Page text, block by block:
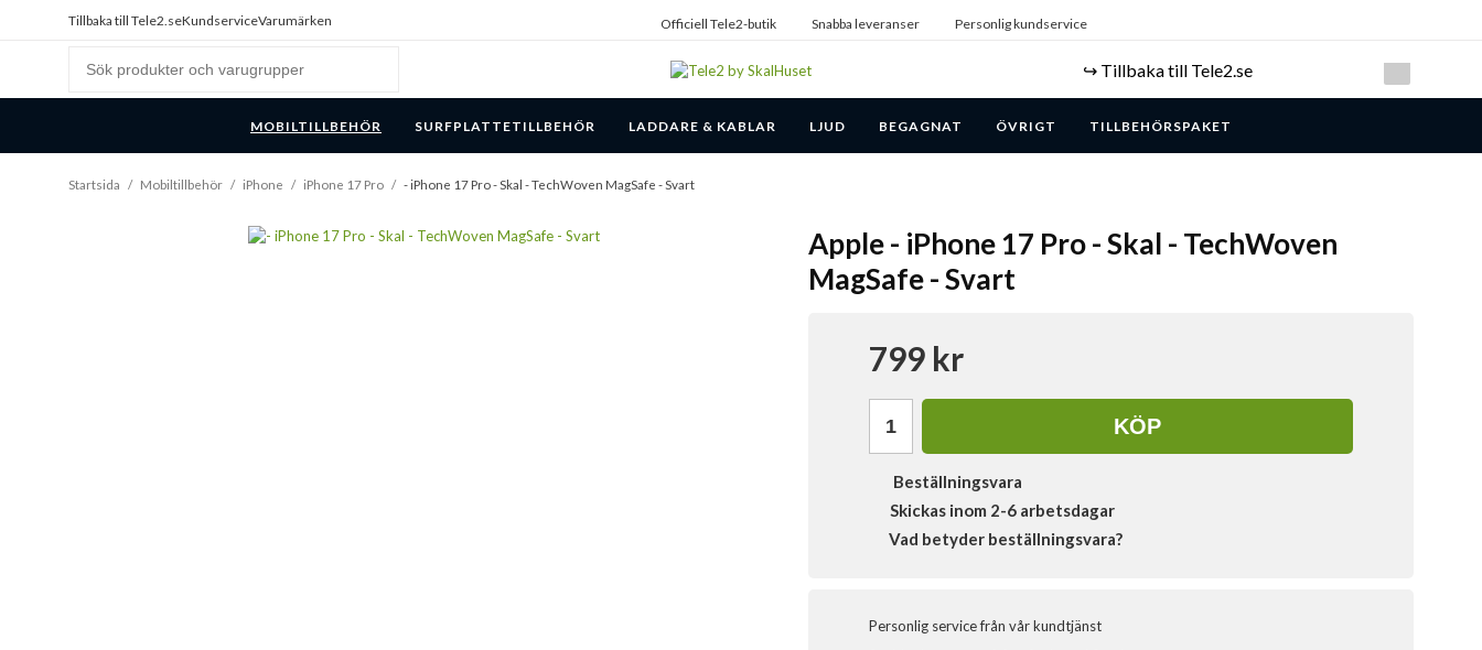
Tillbaka till Tele2.seKundserviceVarumärken Officiell Tele2-butik Snabba leveranser Personlig kundservice
↪️ Tillbaka till Tele2.se
MOBILTILLBEHÖR SURFPLATTETILLBEHÖR LADDARE & KABLAR LJUD BEGAGNAT ÖVRIGT TILLBEHÖRSPAKET
Startsida / Mobiltillbehör / iPhone / iPhone 17 Pro / - iPhone 17 Pro - Skal - TechWoven MagSafe - Svart
Apple - iPhone 17 Pro - Skal - TechWoven
MagSafe - Svart
799 kr
KÖP
Beställningsvara
Skickas inom 2-6 arbetsdagar
Vad betyder beställningsvara?
Personlig service från vår kundtjänst